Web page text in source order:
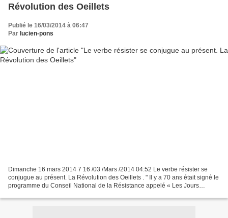
Révolution des Oeillets
Publié le 16/03/2014 à 06:47
Par lucien-pons
Dimanche 16 mars 2014 7 16 /03 /Mars /2014 04:52 Le verbe résister se
conjugue au présent. La Révolution des Oeillets . " Il y a 70 ans était signé le
programme du Conseil National de la Résistance appelé « Les Jours